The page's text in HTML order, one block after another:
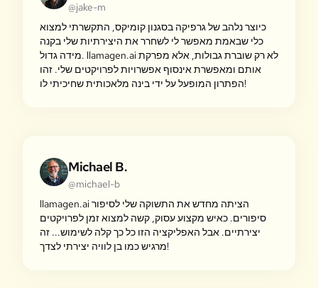
@jake-m
כיוצר נלהב של גרפיקה בסגנון קומיקס, התקשרתי למצוא
כלי שבאמת מאפשר לי לשחרר את היצירתיות שלי בקנה
מידה גדול. llamagen.ai לא רק שוברת גבולות, אלא מפרקת
אותם ומאפשרת אינסוף אפשרויות לפרויקטים שלי. זהו
הפתרון המופעל על ידי בינה מלאכותית שחיכיתי לו!
Michael B.
@michael-b
llamagen.ai הציתה מחדש את התשוקה שלי לסיפור
סיפורים. כאיש מקצוע עסוק, קשה למצוא זמן לפרויקטים
יצירתיים. אבל האפליקציה הזו כל כך קלה לשימוש... זה
מרגיש כמו בן לוויה יצירתי לצדך!